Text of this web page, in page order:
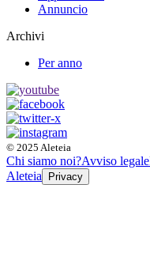
Annuncio
Archivi
Per anno
© 2025 Aleteia
Chi siamo noi?Avviso legale
Aleteia
Privacy